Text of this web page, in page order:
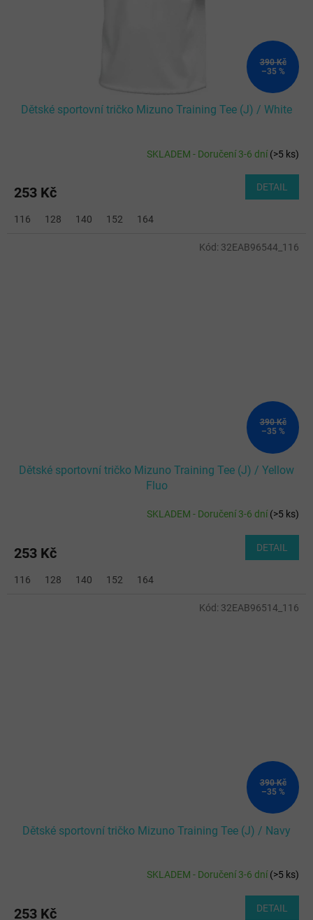
390 Kč
–35 %
Dětské sportovní tričko Mizuno Training Tee (J) / White
SKLADEM - Doručení 3-6 dní(>5 ks)
253 Kč DETAIL
116 128 140 152 164
390 Kč
–35 %
Dětské sportovní tričko Mizuno Training Tee (J) / Yellow
Fluo
SKLADEM - Doručení 3-6 dní(>5 ks)
253 Kč DETAIL
116 128 140 152 164
Kód: 32EAB96544_116
390 Kč
–35 %
Dětské sportovní tričko Mizuno Training Tee (J) / Navy
SKLADEM - Doručení 3-6 dní(>5 ks)
253 Kč DETAIL
Kód: 32EAB96514_116